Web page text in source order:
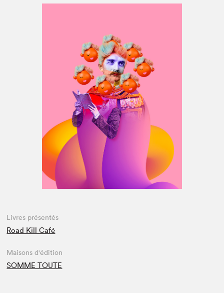
Espace médias
Livres présentés
Road Kill Café
Maisons d'édition
SOMME TOUTE